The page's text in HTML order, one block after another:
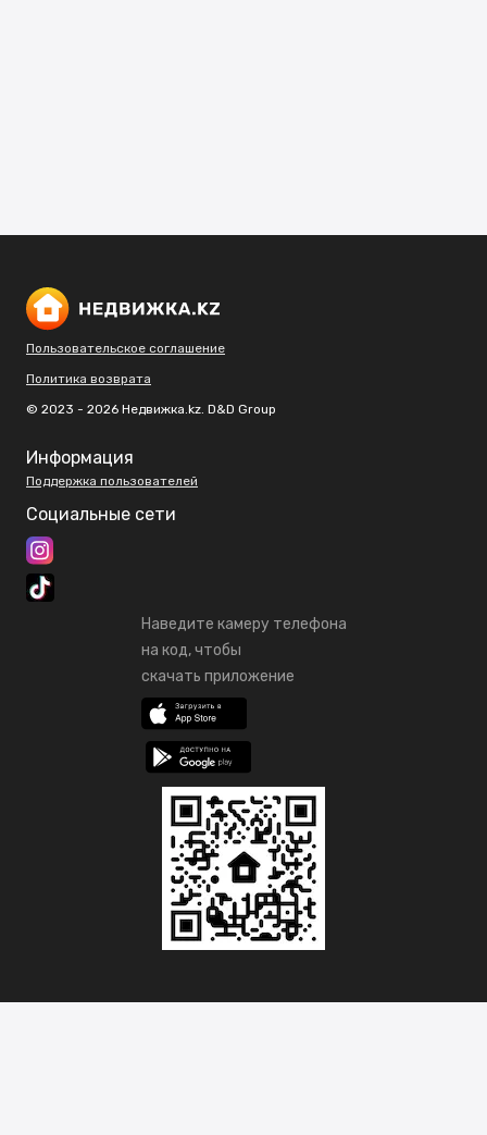
Пользовательское соглашение
Политика возврата
© 2023 - 2026 Недвижка.kz. D&D Group
Информация
Поддержка пользователей
Социальные сети
Наведите камеру телефона
на код, чтобы
скачать приложение